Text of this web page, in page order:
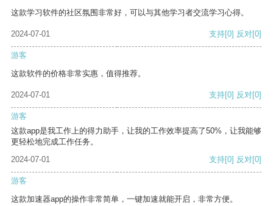
这款学习软件的社区氛围非常好，可以与其他学习者交流学习心得。
2024-07-01 支持[0] 反对[0]
游客
这款软件的价格非常实惠，值得推荐。
2024-07-01 支持[0] 反对[0]
游客
这款app是我工作上的得力助手，让我的工作效率提高了50%，让我能够
更轻松地完成工作任务。
2024-07-01
支持[0] 反对[0]
游客
这款加速器app的操作非常简单，一键加速就能开启，非常方便。